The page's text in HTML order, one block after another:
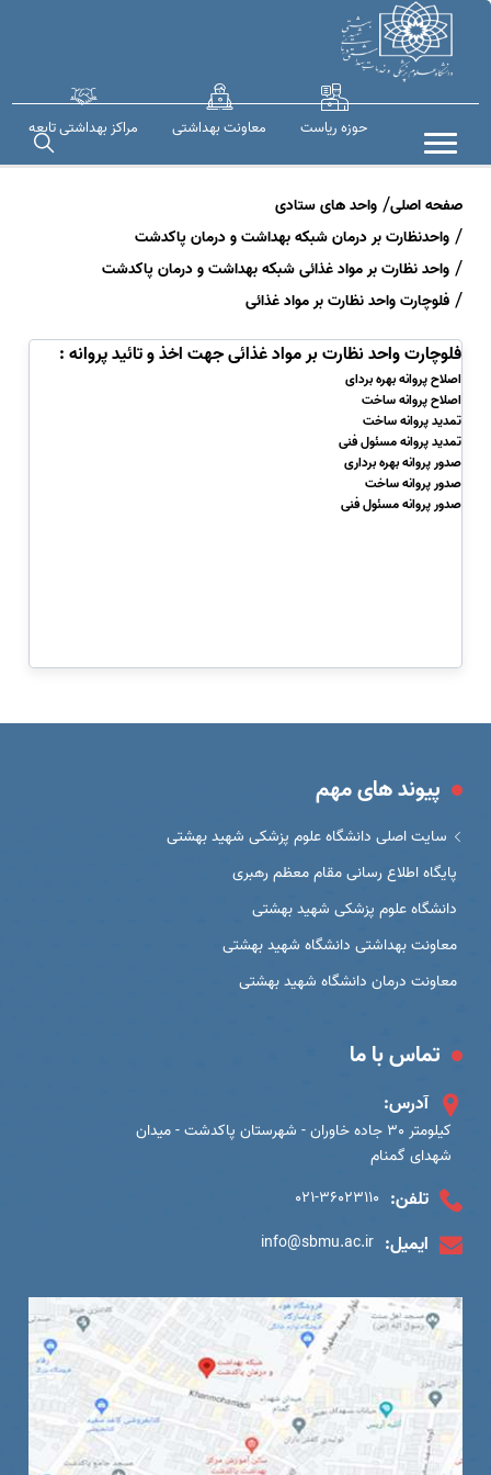
حوزه ریاست معاونت بهداشتی مراکز بهداشتی تابعه
صفحه اصلی واحد های ستادی
واحدنظارت بر درمان شبکه بهداشت و درمان پاکدشت
واحد نظارت بر مواد غذائی شبکه بهداشت و درمان پاکدشت
فلوچارت واحد نظارت بر مواد غذائی
فلوچارت واحد نظارت بر مواد غذائی جهت اخذ و تائید پروانه :
اصلاح پروانه بهره بردای
اصلاح پروانه ساخت
تمدید پروانه ساخت
تمدید پروانه مسئول فنی
صدور پروانه بهره برداری
صدور پروانه ساخت
صدور پروانه مسئول فنی
پیوند های مهم
سایت اصلی دانشگاه علوم پزشکی شهید بهشتی
پایگاه اطلاع رسانی مقام معظم رهبری
دانشگاه علوم پزشکی شهید بهشتی
معاونت بهداشتی دانشگاه شهید بهشتی
معاونت درمان دانشگاه شهید بهشتی
تماس با ما
آدرس:
کیلومتر 30 جاده خاوران - شهرستان پاکدشت - میدان
شهدای گمنام
تلفن: 021-36023110
ایمیل: info@sbmu.ac.ir